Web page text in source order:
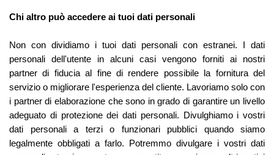
Chi altro può accedere ai tuoi dati personali
Non con dividiamo i tuoi dati personali con estranei. I dati
personali dell'utente in alcuni casi vengono forniti ai nostri
partner di fiducia al fine di rendere possibile la fornitura del
servizio o migliorare l'esperienza del cliente. Lavoriamo solo con
i partner di elaborazione che sono in grado di garantire un livello
adeguato di protezione dei dati personali. Divulghiamo i vostri
dati personali a terzi o funzionari pubblici quando siamo
legalmente obbligati a farlo. Potremmo divulgare i vostri dati